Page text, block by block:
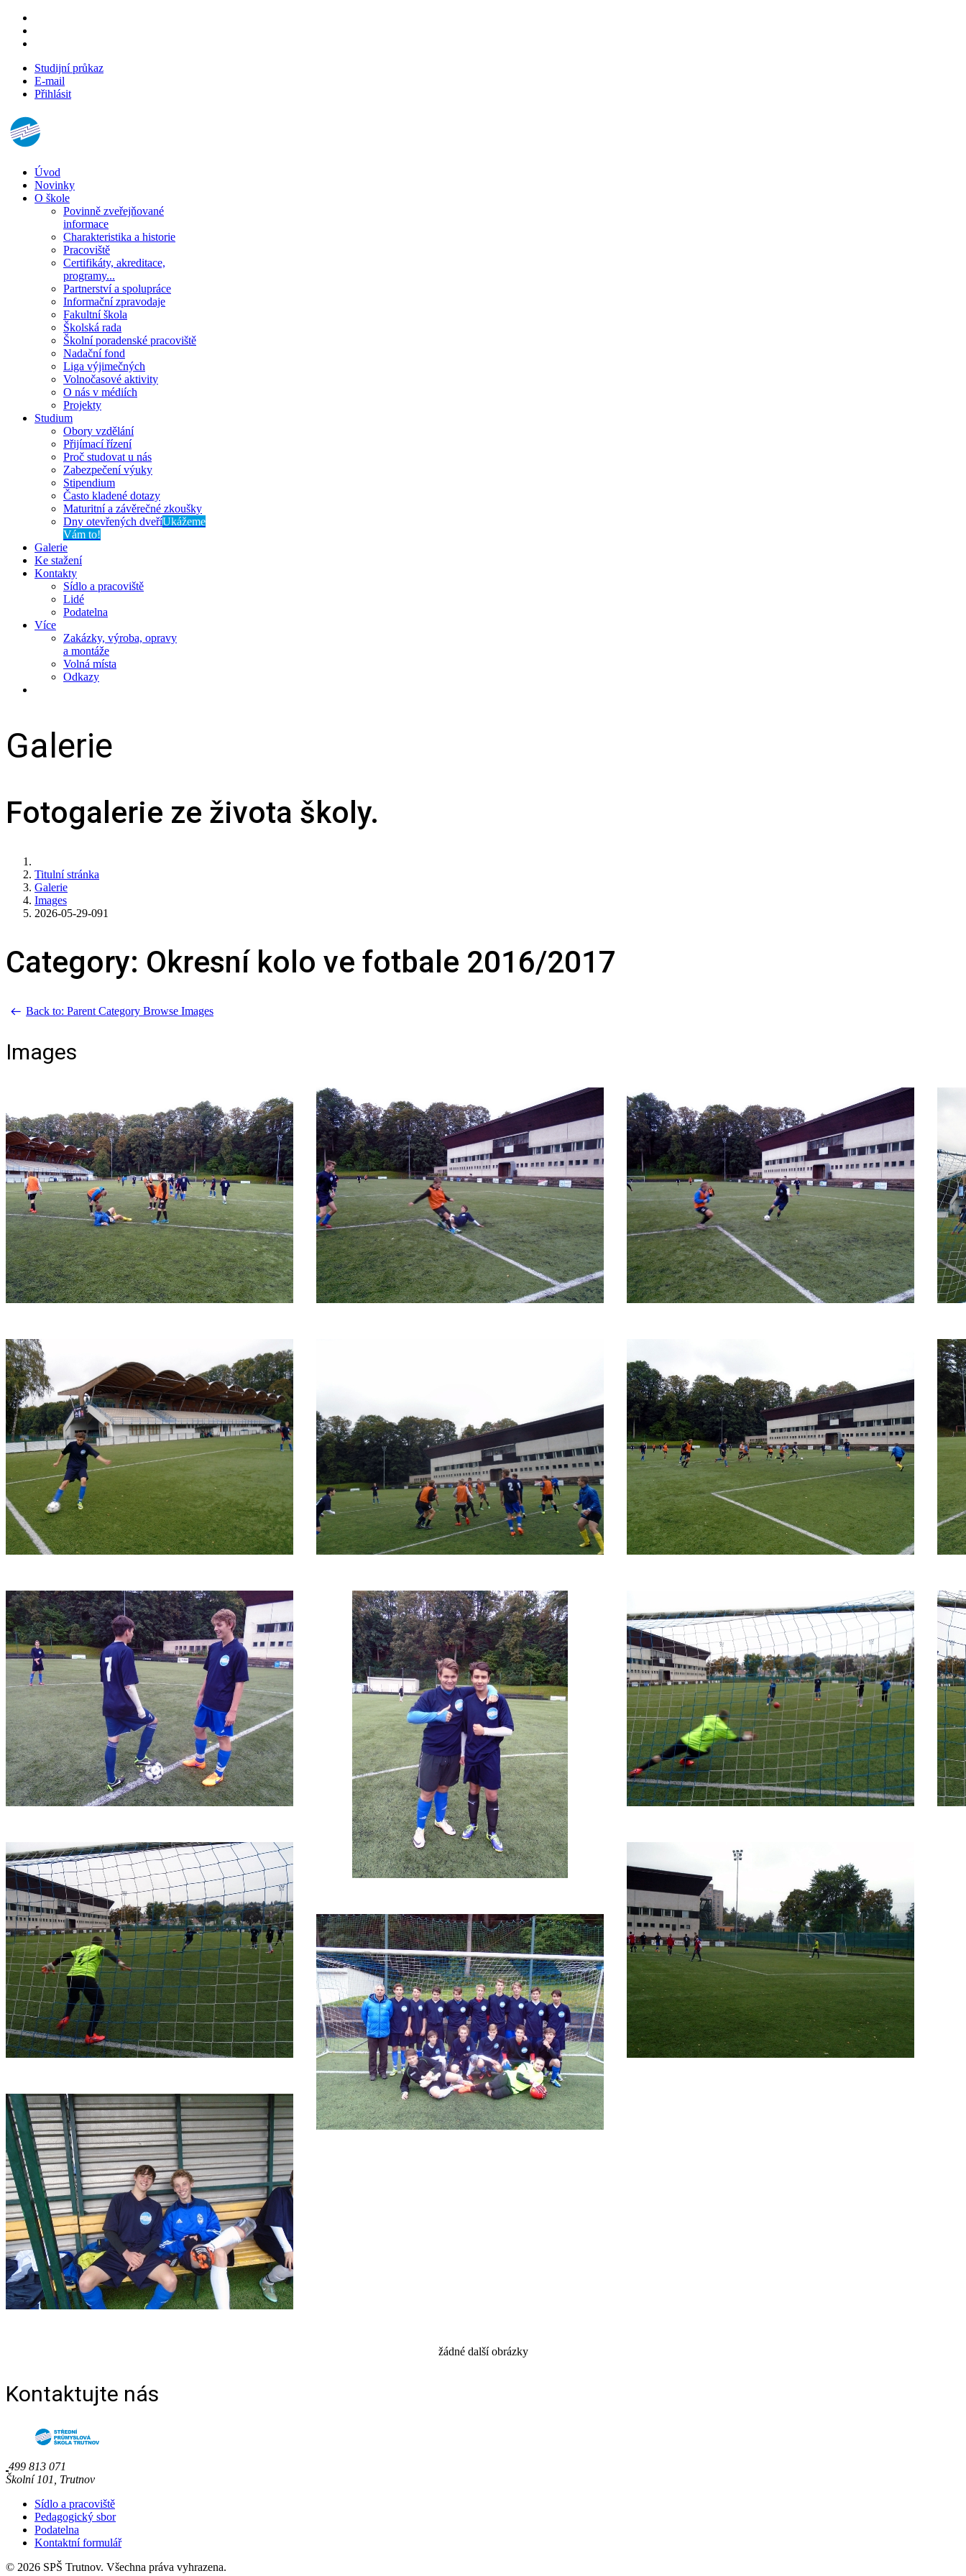
Studijní průkaz
E-mail
Přihlásit
Úvod
Novinky
O škole
Povinně zveřejňované
informace
Charakteristika a historie
Pracoviště
Certifikáty, akreditace,
programy...
Partnerství a spolupráce
Informační zpravodaje
Fakultní škola
Školská rada
Školní poradenské pracoviště
Nadační fond
Liga výjimečných
Volnočasové aktivity
O nás v médiích
Projekty
Studium
Obory vzdělání
Přijímací řízení
Proč studovat u nás
Zabezpečení výuky
Stipendium
Často kladené dotazy
Maturitní a závěrečné zkoušky
Dny otevřených dveříUkážeme
Vám to!
Galerie
Ke stažení
Kontakty
Sídlo a pracoviště
Lidé
Podatelna
Více
Zakázky, výroba, opravy
a montáže
Volná místa
Odkazy
Galerie
Fotogalerie ze života školy.
Titulní stránka
Galerie
Images
2026-05-29-091
Category: Okresní kolo ve fotbale 2016/2017
Back to: Parent Category Browse Images
Images
žádné další obrázky
Kontaktujte nás
499 813 071
Školní 101, Trutnov
Sídlo a pracoviště
Pedagogický sbor
Podatelna
Kontaktní formulář
© 2026 SPŠ Trutnov. Všechna práva vyhrazena.